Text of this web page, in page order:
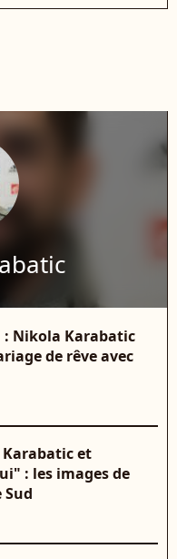
: Nikola Karabatic
de rêve avec
Karabatic et
: les images de